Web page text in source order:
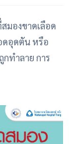
มองขาดเลือด
ดอุดตัน หรือ
ทำลาย การ